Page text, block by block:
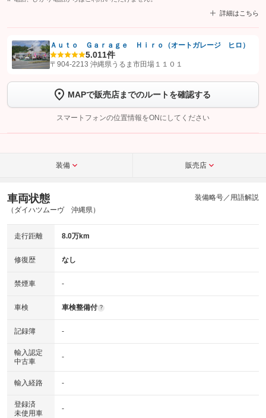
詳細はこちら
【STEP1】認証画面でグーネットを友だち追加してから「許可する」ボタンを押
トーク画面で
ボタンをタップして問い合わせを
完了してください。
こちら
Ａｕｔｏ Ｇａｒａｇｅ Ｈｉｒｏ（オートガレージ ヒロ）
5.011件
〒904-2213 沖縄県うるま市田場１１０１
MAPで販売店までのルートを確認する
スマートフォンの位置情報をONにしてください
装備 販売店
車両状態
（ダイハツムーヴ 沖縄県）
装備略号／用語解説
走行距離 8.0万km
修復歴 なし
禁煙車 -
車検 車検整備付 ?
記録簿 -
輸入認定
中古車
-
輸入経路 -
登録済
未使用車
-